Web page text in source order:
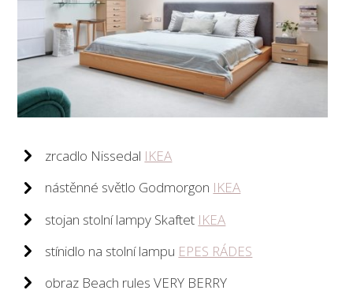
zrcadlo Nissedal IKEA
nástěnné světlo Godmorgon IKEA
stojan stolní lampy Skaftet IKEA
stínidlo na stolní lampu EPES RÁDES
obraz Beach rules VERY BERRY